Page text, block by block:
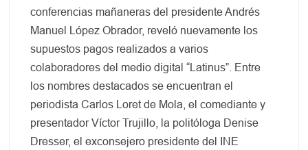
conferencias mañaneras del presidente Andrés
Manuel López Obrador, reveló nuevamente los
supuestos pagos realizados a varios
colaboradores del medio digital “Latinus”. Entre
los nombres destacados se encuentran el
periodista Carlos Loret de Mola, el comediante y
presentador Víctor Trujillo, la politóloga Denise
Dresser, el exconsejero presidente del INE